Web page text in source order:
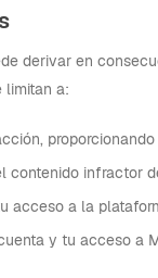
derivar en
limitan a:
contenido infractor
acceso a la
y tu acceso a